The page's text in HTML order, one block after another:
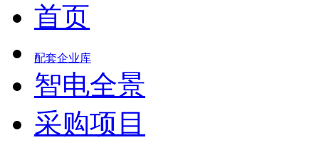
首页
配套企业库
智电全景
采购项目